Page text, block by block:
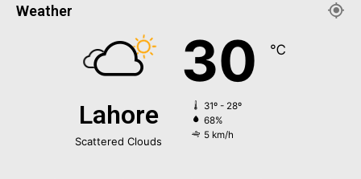
Weather
Lahore
Scattered Clouds
30 ℃
31º - 28º
68%
5 km/h